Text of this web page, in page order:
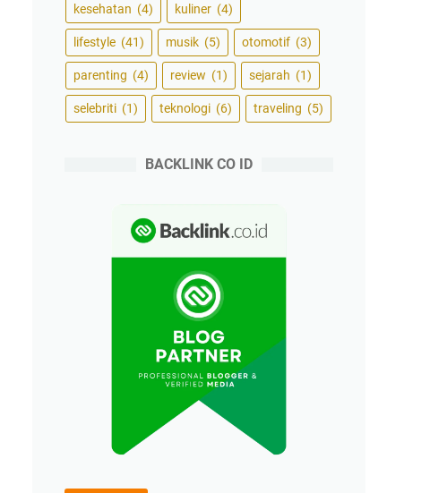
kesehatan (4) kuliner (4)
lifestyle (41) musik (5) otomotif (3)
parenting (4) review (1) sejarah (1)
selebriti (1) teknologi (6) traveling (5)
BACKLINK CO ID